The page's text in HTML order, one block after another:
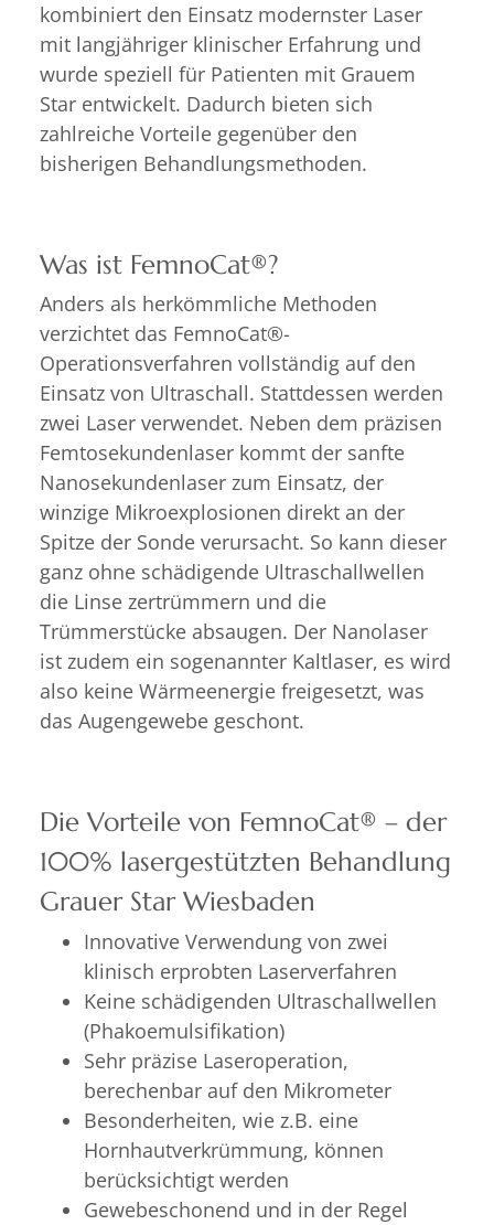
kombiniert den Einsatz modernster Laser
mit langjähriger klinischer Erfahrung und
wurde speziell für Patienten mit Grauem
Star entwickelt. Dadurch bieten sich
zahlreiche Vorteile gegenüber den
bisherigen Behandlungsmethoden.
Was ist FemnoCat®?
Anders als herkömmliche Methoden
verzichtet das FemnoCat®-
Operationsverfahren vollständig auf den
Einsatz von Ultraschall. Stattdessen werden
zwei Laser verwendet. Neben dem präzisen
Femtosekundenlaser kommt der sanfte
Nanosekundenlaser zum Einsatz, der
winzige Mikroexplosionen direkt an der
Spitze der Sonde verursacht. So kann dieser
ganz ohne schädigende Ultraschallwellen
die Linse zertrümmern und die
Trümmerstücke absaugen. Der Nanolaser
ist zudem ein sogenannter Kaltlaser, es wird
also keine Wärmeenergie freigesetzt, was
das Augengewebe geschont.
Die Vorteile von FemnoCat® – der
100% lasergestützten Behandlung
Grauer Star Wiesbaden
Innovative Verwendung von zwei
klinisch erprobten Laserverfahren
Keine schädigenden Ultraschallwellen
(Phakoemulsifikation)
Sehr präzise Laseroperation,
berechenbar auf den Mikrometer
Besonderheiten, wie z.B. eine
Hornhautverkrümmung, können
berücksichtigt werden
Gewebeschonend und in der Regel